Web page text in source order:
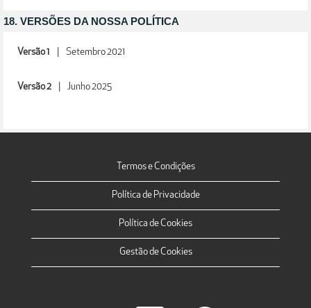
18. VERSÕES DA NOSSA POLÍTICA
Versão 1 | Setembro 2021
Versão 2 | Junho 2025
Termos e Condições
Política de Privacidade
Política de Cookies
Gestão de Cookies